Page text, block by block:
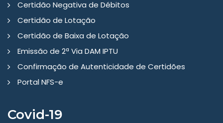
Certidão Negativa de Débitos
Certidão de Lotação
Certidão de Baixa de Lotação
Emissão de 2ª Via DAM IPTU
Confirmação de Autenticidade de Certidões
Portal NFS-e
Covid-19